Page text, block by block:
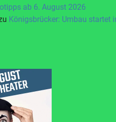
ab 6. August 2026
Königsbrücker: Umbau startet